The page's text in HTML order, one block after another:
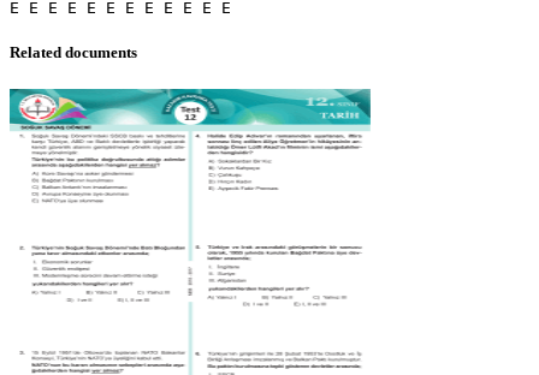
Related documents